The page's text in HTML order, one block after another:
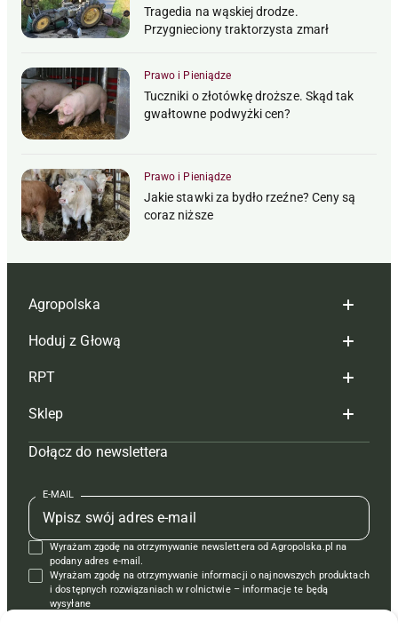
Tragedia na wąskiej drodze.
Przygnieciony traktorzysta zmarł
Prawo i Pieniądze
Tuczniki o złotówkę droższe. Skąd tak
gwałtowne podwyżki cen?
Prawo i Pieniądze
Jakie stawki za bydło rzeźne? Ceny są
coraz niższe
Agropolska
Redakcja
Reklama
Tagi
Mapa serwisu
Kontakt
Regulamin
Polityka prywatności
Hoduj z Głową
Hoduj z głową bydło
Hoduj z głową świnie
Prenumerata
Redakcja
Kontakt
Reklama
RPT
Redakcja
Prenumerata
Reklama
Kontakt
Krzyżówki
Sklep
Czasopisma i prenumerata
Książki
Regulamin
Dołącz do newslettera
E-MAIL
Wyrażam zgodę na otrzymywanie newslettera od Agropolska.pl na
podany adres e-mail.
Wyrażam zgodę na otrzymywanie informacji o najnowszych produktach
i dostępnych rozwiązaniach w rolnictwie – informacje te będą
wysyłane